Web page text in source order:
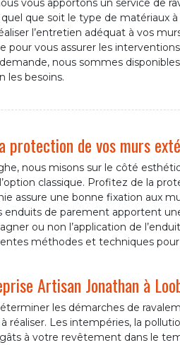
vous apportons un service de
que soit le type de matériaux à
l’entretien adéquat à vos
pour vous assurer les
nous sommes
les besoins.
protection de vos murs
nous misons sur le côté
classique. Profitez de la
assure une bonne fixation aux
de parement apportent
ou non l’application de
méthodes et techniques
Artisan Jonathan à
les démarches de
Les intempéries, la
à votre revêtement dans le